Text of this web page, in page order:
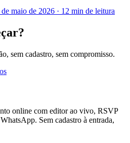
de maio de 2026 · 12 min de leitura
sem cadastro, sem compromisso.
online com editor ao vivo, RSVP
Sem cadastro à entrada,